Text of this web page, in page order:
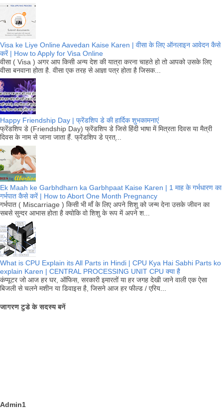
Visa ke Liye Online Aavedan Kaise Karen | वीसा के लिए ऑनलाइन आवेदन कैसे
करें | How to Apply for Visa Online
वीसा ( Visa ) अगर आप किसी अन्य देश की यात्रा करना चाहते हो तो आपको उसके लिए
वीसा बनवाना होता है. वीसा एक तरह से आज्ञा पत्र होता है जिसक...
Happy Friendship Day | फ्रेंडशिप डे की हार्दिक शुभकामनाएं
फ्रेंडशिप डे (Friendship Day) फ्रेंडशिप डे जिसे हिंदी भाषा में मित्रता दिवस या मैत्री
दिवस के नाम से जाना जाता हैं. फ्रेंडशिप डे प्रत्...
Ek Maah ke Garbhdharn ka Garbhpaat Kaise Karen | 1 माह के गर्भधारण का
गर्भपात कैसे करें | How to Abort One Month Pregnancy
गर्भपात ( Miscarriage ) किसी भी माँ के लिए अपने शिशु को जन्म देना उसके जीवन का
सबसे सुन्दर आभास होता है क्योकि वो शिशु के रूप में अपने श...
What is CPU Explain its All Parts in Hindi | CPU Kya Hai Sabhi Parts ko
explain Karen | CENTRAL PROCESSING UNIT CPU क्या है
कंप्यूटर जो आज हर घर, ऑफिस, सरकारी इमारतों या हर जगह देखी जाने वाली एक ऐसा
बिजली से चलने मशीन या डिवाइस है, जिसने आज हर फील्ड / एरिय...
जागरण टुडे के सदस्य बनें
Admin1